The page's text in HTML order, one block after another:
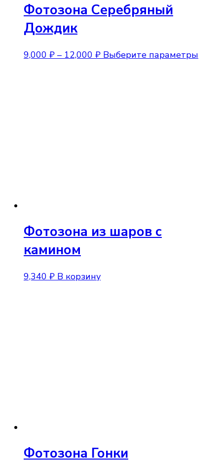
Фотозона Серебряный
Дождик
9,000 ₽ – 12,000 ₽Диапазон
Выберите параметры
Фотозона из шаров с
камином
9,340 ₽ В корзину
Фотозона Гонки